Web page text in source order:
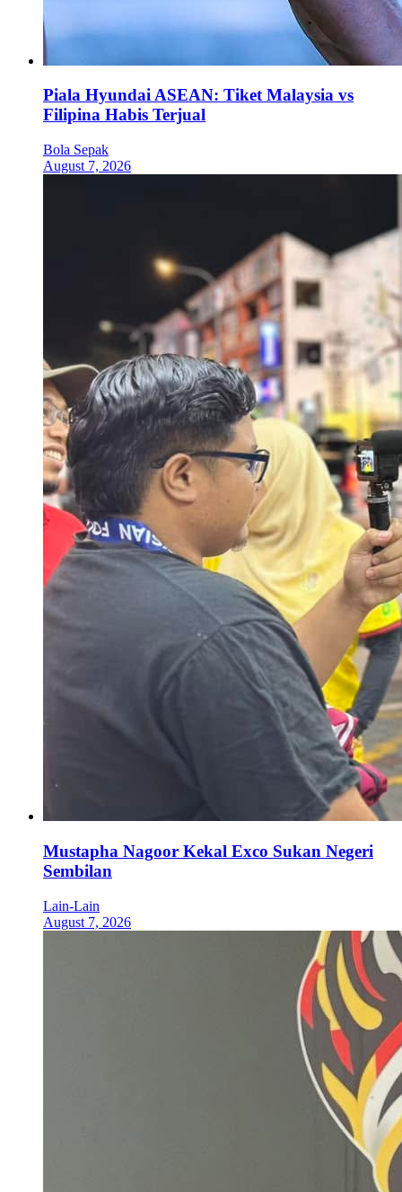
Piala Hyundai ASEAN: Tiket Malaysia vs
Filipina Habis Terjual
Bola Sepak
August 7, 2026
Mustapha Nagoor Kekal Exco Sukan Negeri
Sembilan
Lain-Lain
August 7, 2026